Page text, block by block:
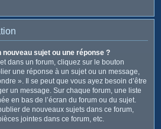
sujet ou une réponse ?
dans un forum, cliquez sur le bouton
une réponse à un sujet ou un message,
». Il se peut que vous ayez besoin d’être
un message. Sur chaque forum, une liste
en bas de l’écran du forum ou du sujet.
de nouveaux sujets dans ce forum,
jointes dans ce forum, etc.